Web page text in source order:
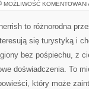
MOŻLIWOŚĆ
to różnorodna
się turystyką i
bez pośpiechu, z
doświadczenia. To
który może